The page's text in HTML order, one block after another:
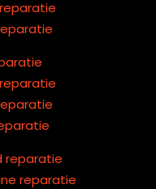
reparatie
reparatie